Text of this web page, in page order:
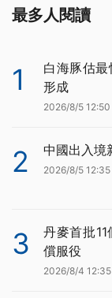
最多人閱讀
1
白海豚估
形成
2026/8/5 12:50
2 中國出入境
2026/8/5 12:35
3
丹麥首批
償服役
2026/8/4 12:35